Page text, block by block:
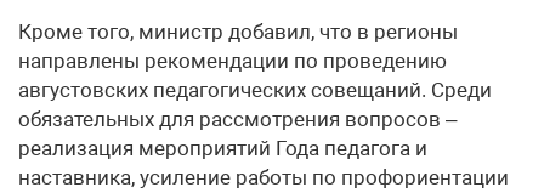
Кроме того, министр добавил, что в регионы
направлены рекомендации по проведению
августовских педагогических совещаний. Среди
обязательных для рассмотрения вопросов –
реализация мероприятий Года педагога и
наставника, усиление работы по профориентации